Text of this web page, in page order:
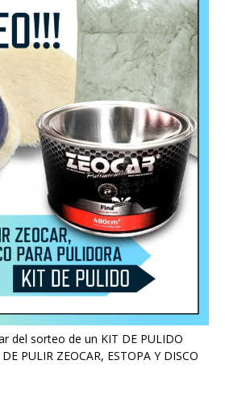
del sorteo de un KIT DE PULIDO
PULIR ZEOCAR, ESTOPA Y DISCO